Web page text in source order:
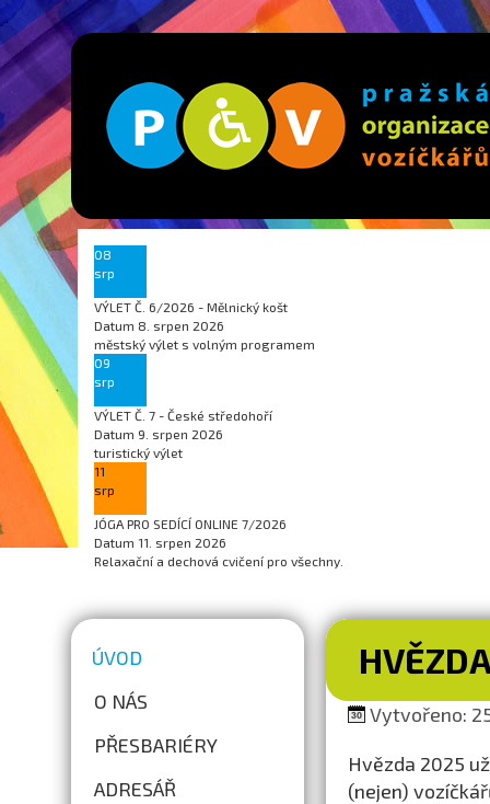
08
srp
VÝLET Č. 6/2026 - Mělnický košt
Datum 8. srpen 2026
městský výlet s volným programem
09
srp
VÝLET Č. 7 - České středohoří
Datum 9. srpen 2026
turistický výlet
11
srp
JÓGA PRO SEDÍCÍ ONLINE 7/2026
Datum 11. srpen 2026
Relaxační a dechová cvičení pro všechny.
ÚVOD
O NÁS
PŘESBARIÉRY
ADRESÁŘ
Vytvořeno:
Hvězda 2025
(nejen)